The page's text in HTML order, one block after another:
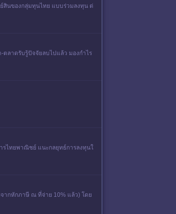
ย์สินของกลุ่มทุนไทย แบบร่วมลงทุน ต่
ตลาดรับรู้ปัจจัยลบไปแล้ว มองกำไร
รไทยพาณิชย์ แนะกลยุทธ์การลงทุนใ
ากหักภาษี ณ ที่จ่าย 10% แล้ว) โดย